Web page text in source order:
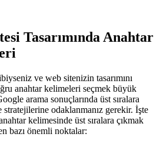
Tasarımında Anahtar
ve web sitenizin tasarımını
anahtar kelimeleri seçmek büyük
arama sonuçlarında üst sıralara
stratejilerine odaklanmanız gerekir. İşte
kelimesinde üst sıralara çıkmak
bazı önemli noktalar: